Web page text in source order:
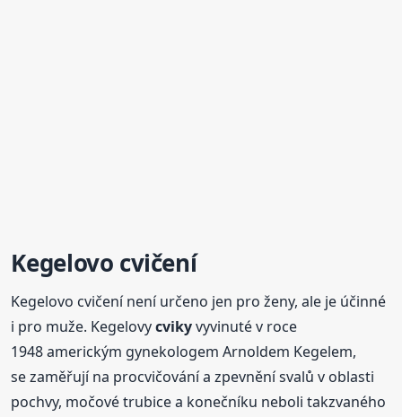
Kegelovo cvičení
Kegelovo cvičení není určeno jen pro ženy, ale je účinné
i pro muže. Kegelovycvikyvyvinuté v roce
1948 americkým gynekologem Arnoldem Kegelem,
se zaměřují na procvičování a zpevnění svalů v oblasti
pochvy, močové trubice a konečníku neboli takzvaného